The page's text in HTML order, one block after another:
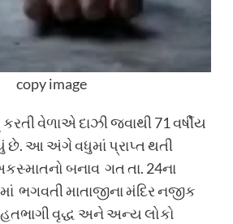
copy image
વેળાએ દાઝી જવાથી 71 વર્ષીય
છે. આ અંગે વધુમાં પ્રાપ્ત થતી
બનાવ ગત તા. 24ના
માતાજીના મંદિર નજીક
વૃદ્ધ અને અન્ય લોકો